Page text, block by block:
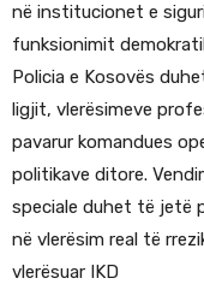
në institucionet e
funksionimit
Policia e Kosovës
ligjit, vlerësimeve
pavarur komandues
politikave ditore.
speciale duhet të jetë
në vlerësim real të
vlerësuar IKD